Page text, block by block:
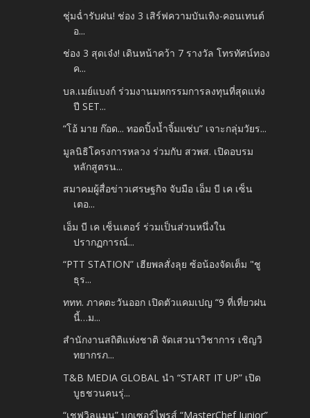
ชุ่มฉ่ำรับฝน! ช่อง 3 เสิร์ฟความบันเทิง-คอนเทนต์
อ...
ช่อง 3 สุดเจ๋ง! เดินหน้าคว้า 7 รางวัล โทรทัศน์ทอง
ค...
บล.เมย์แบงก์ ร่วมงานมหกรรมการลงทุนที่สุดแห่ง
ปี SET...
“โอ้ มาย ก๊อด... ทอดปิ้งน้ำจิ้มแซ่บ” เจาะกลุ่มวัยร...
มูลนิธิโครงการหลวง ร่วมกับ สวพส. เปิดอบรม
หลักสูตรน...
สมาคมผู้สื่อข่าวเศรษฐกิจ จับมือ เอ็ม บี เค เซ็น
เตอ...
เอ็ม บี เค เซ็นเตอร์ ร่วมเป็นส่วนหนึ่งใน
ปรากฏการณ์...
“PTT STATION” เฮียพลสั่งลุย ซ้อน้องจัดเต็ม "ชู
ธุร...
ททท. ภาคตะวันออก เปิดตัวแคมเปญ “9 ที่เที่ยวฝน
นี้…ม...
สำนักงานสถิติแห่งชาติ จัดเสวนาวิชาการ เชิญวิ
ทยากรภ...
T&B MEDIA GLOBAL นำ “START IT UP” เปิด
บูธชวนคนรุ่...
“เชฟวิลแมน” บุกเซอร์ไพรส์ “MasterChef Junior”